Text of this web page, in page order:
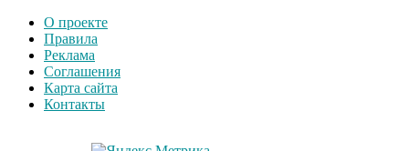
О проекте
Правила
Реклама
Соглашения
Карта сайта
Контакты